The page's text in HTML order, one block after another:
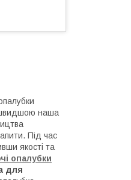
швидшою наша
Під час
якості та
опалубки
для